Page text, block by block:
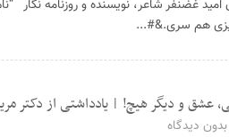
غضنفر شاعر، نویسنده و روزنامه نگار
هم سری.&#...
عشق و دیگر هیچ! | یادداشتی از دکتر
بدون دیدگاه